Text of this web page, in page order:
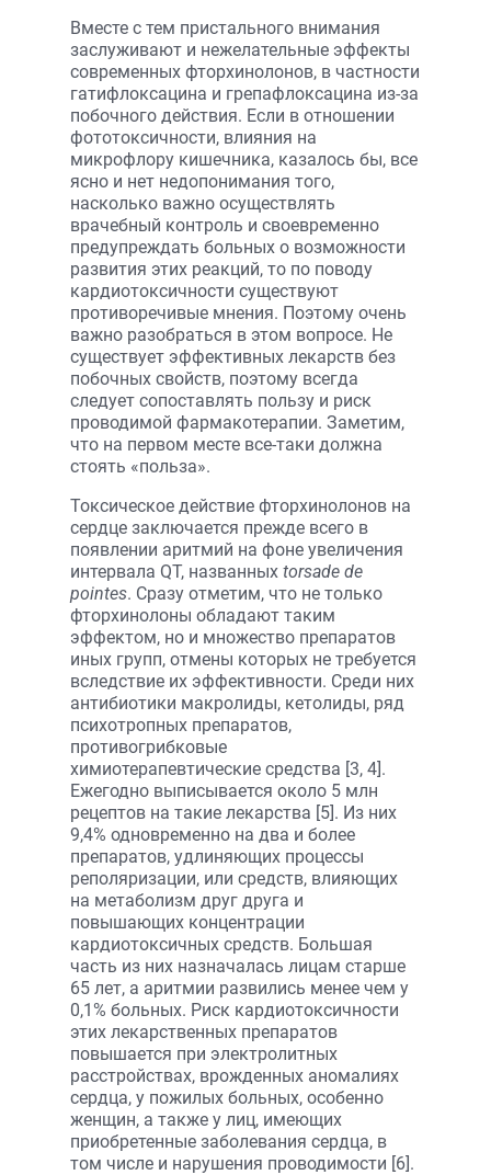
Вместе с тем пристального внимания
заслуживают и нежелательные эффекты
современных фторхинолонов, в частности
гатифлоксацина и грепафлоксацина из-за
побочного действия. Если в отношении
фототоксичности, влияния на
микрофлору кишечника, казалось бы, все
ясно и нет недопонимания того,
насколько важно осуществлять
врачебный контроль и своевременно
предупреждать больных о возможности
развития этих реакций, то по поводу
кардиотоксичности существуют
противоречивые мнения. Поэтому очень
важно разобраться в этом вопросе. Не
существует эффективных лекарств без
побочных свойств, поэтому всегда
следует сопоставлять пользу и риск
проводимой фармакотерапии. Заметим,
что на первом месте все-таки должна
стоять «польза».
Токсическое действие фторхинолонов на
сердце заключается прежде всего в
появлении аритмий на фоне увеличения
интервала QT, названных torsade de
pointes. Сразу отметим, что не только
фторхинолоны обладают таким
эффектом, но и множество препаратов
иных групп, отмены которых не требуется
вследствие их эффективности. Среди них
антибиотики макролиды, кетолиды, ряд
психотропных препаратов,
противогрибковые
химиотерапевтические средства [3, 4].
Ежегодно выписывается около 5 млн
рецептов на такие лекарства [5]. Из них
9,4% одновременно на два и более
препаратов, удлиняющих процессы
реполяризации, или средств, влияющих
на метаболизм друг друга и
повышающих концентрации
кардиотоксичных средств. Большая
часть из них назначалась лицам старше
65 лет, а аритмии развились менее чем у
0,1% больных. Риск кардиотоксичности
этих лекарственных препаратов
повышается при электролитных
расстройствах, врожденных аномалиях
сердца, у пожилых больных, особенно
женщин, а также у лиц, имеющих
приобретенные заболевания сердца, в
том числе и нарушения проводимости [6].